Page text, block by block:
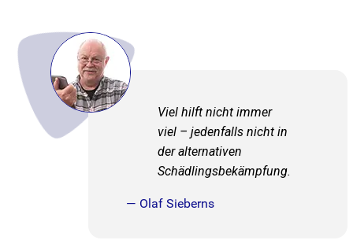
Viel hilft nicht immer
viel – jedenfalls nicht in
der alternativen
Schädlingsbekämpfung.
— Olaf Sieberns